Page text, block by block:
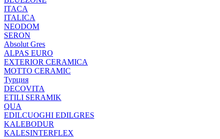
ITACA
ITALICA
NEODOM
SERON
Absolut Gres
ALPAS EURO
EXTERIOR CERAMICA
MOTTO CERAMIC
Турция
DECOVITA
ETILI SERAMIK
QUA
EDILCUOGHI EDILGRES
KALEBODUR
KALESINTERFLEX